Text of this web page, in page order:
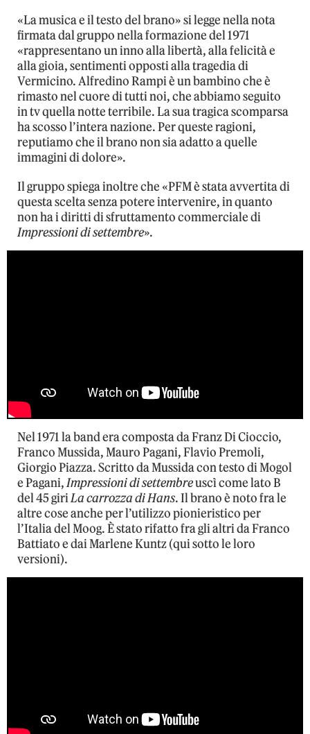
«La musica e il testo del brano» si legge nella nota
firmata dal gruppo nella formazione del 1971
«rappresentano un inno alla libertà, alla felicità e
alla gioia, sentimenti opposti alla tragedia di
Vermicino. Alfredino Rampi è un bambino che è
rimasto nel cuore di tutti noi, che abbiamo seguito
in tv quella notte terribile. La sua tragica scomparsa
ha scosso l’intera nazione. Per queste ragioni,
reputiamo che il brano non sia adatto a quelle
immagini di dolore».
Il gruppo spiega inoltre che «PFM è stata avvertita di
questa scelta senza potere intervenire, in quanto
non ha i diritti di sfruttamento commerciale di
Impressioni di settembre».
Nel 1971 la band era composta da Franz Di Cioccio,
Franco Mussida, Mauro Pagani, Flavio Premoli,
Giorgio Piazza. Scritto da Mussida con testo di Mogol
e Pagani,Impressioni di settembreuscì come lato B
del 45 giriLa carrozza di Hans. Il brano è noto fra le
altre cose anche per l’utilizzo pionieristico per
l’Italia del Moog. È stato rifatto fra gli altri da Franco
Battiato e dai Marlene Kuntz (qui sotto le loro
versioni).